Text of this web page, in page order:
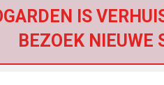
IS
BEZOEK NIEUWE